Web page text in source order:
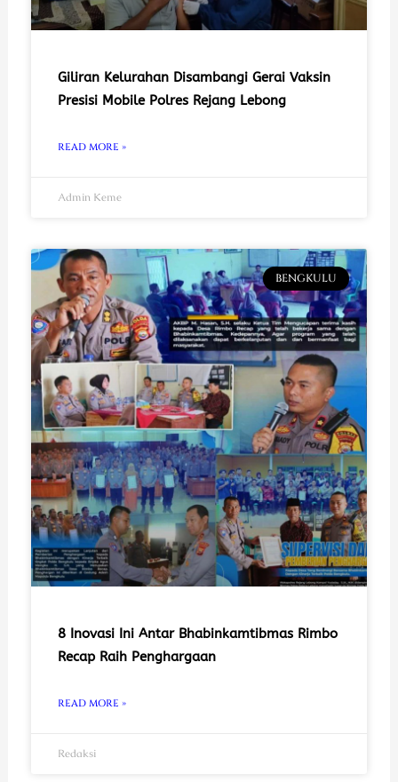
Giliran Kelurahan Disambangi Gerai Vaksin
Presisi Mobile Polres Rejang Lebong
READ MORE »
Admin Keme
BENGKULU
8 Inovasi Ini Antar Bhabinkamtibmas Rimbo
Recap Raih Penghargaan
READ MORE »
Redaksi